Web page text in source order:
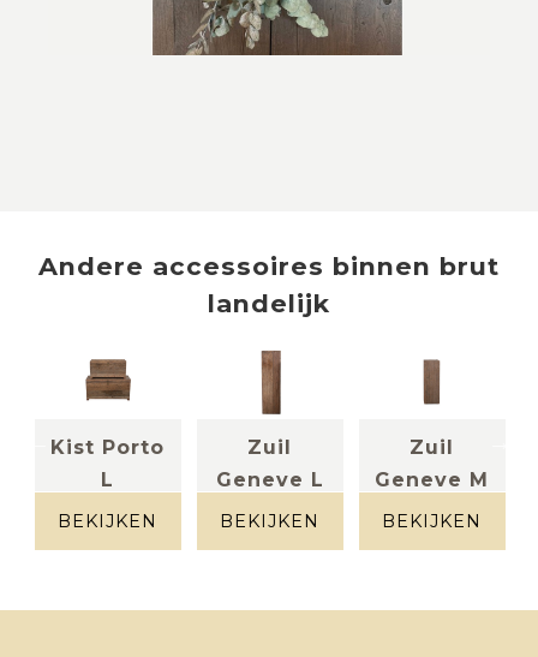
Andere accessoires binnen brut
landelijk
Kist Porto
L
BEKIJKEN
Zuil
Geneve L
BEKIJKEN
Zuil
Geneve M
BEKIJKEN